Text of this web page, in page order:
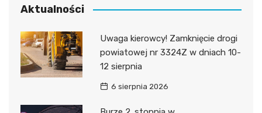
Aktualności
Uwaga kierowcy! Zamknięcie drogi
powiatowej nr 3324Z w dniach 10-
12 sierpnia
6 sierpnia 2026